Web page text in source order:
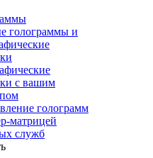
голограммы и
с вашим
голограмм
матрицей
служб